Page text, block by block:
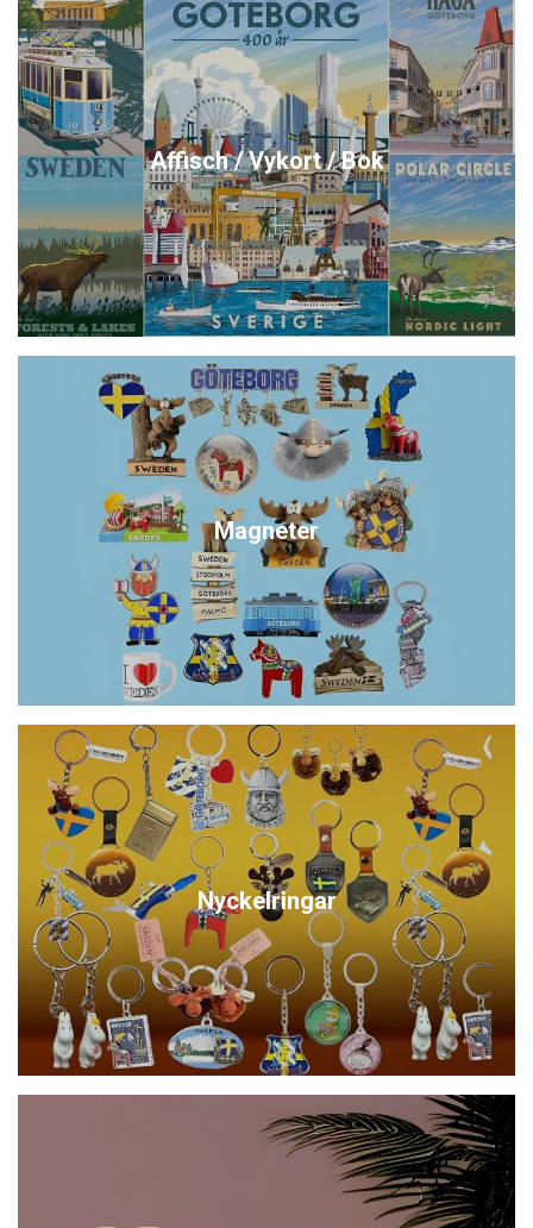
Affisch / Vykort / Bok
Magneter
Nyckelringar